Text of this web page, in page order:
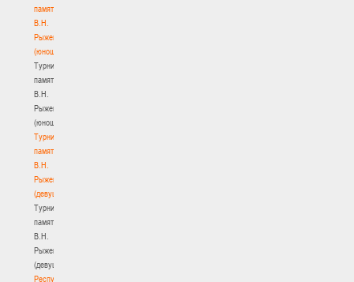
памяти
В.Н.
Рыженкова
(юноши)
Турнир
памяти
В.Н.
Рыженкова
(юноши)
Турнир
памяти
В.Н.
Рыженкова
(девушки)
Турнир
памяти
В.Н.
Рыженкова
(девушки)
Республиканские